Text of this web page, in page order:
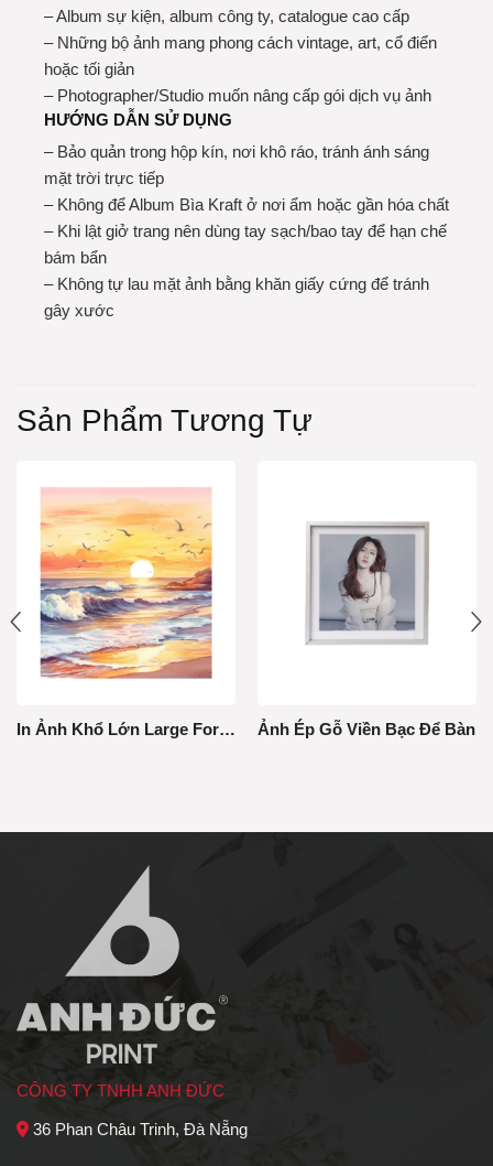
– Album sự kiện, album công ty, catalogue cao cấp
– Những bộ ảnh mang phong cách vintage, art, cổ điển
hoặc tối giản
– Photographer/Studio muốn nâng cấp gói dịch vụ ảnh
HƯỚNG DẪN SỬ DỤNG
– Bảo quản trong hộp kín, nơi khô ráo, tránh ánh sáng
mặt trời trực tiếp
– Không để Album Bìa Kraft ở nơi ẩm hoặc gần hóa chất
– Khi lật giở trang nên dùng tay sạch/bao tay để hạn chế
bám bẩn
– Không tự lau mặt ảnh bằng khăn giấy cứng để tránh
gây xước
Sản Phẩm Tương Tự
In Ảnh Khổ Lớn Large Format Ảnh Ép Gỗ Viền Bạc Để Bàn
CÔNG TY TNHH ANH ĐỨC
36 Phan Châu Trinh, Đà Nẵng